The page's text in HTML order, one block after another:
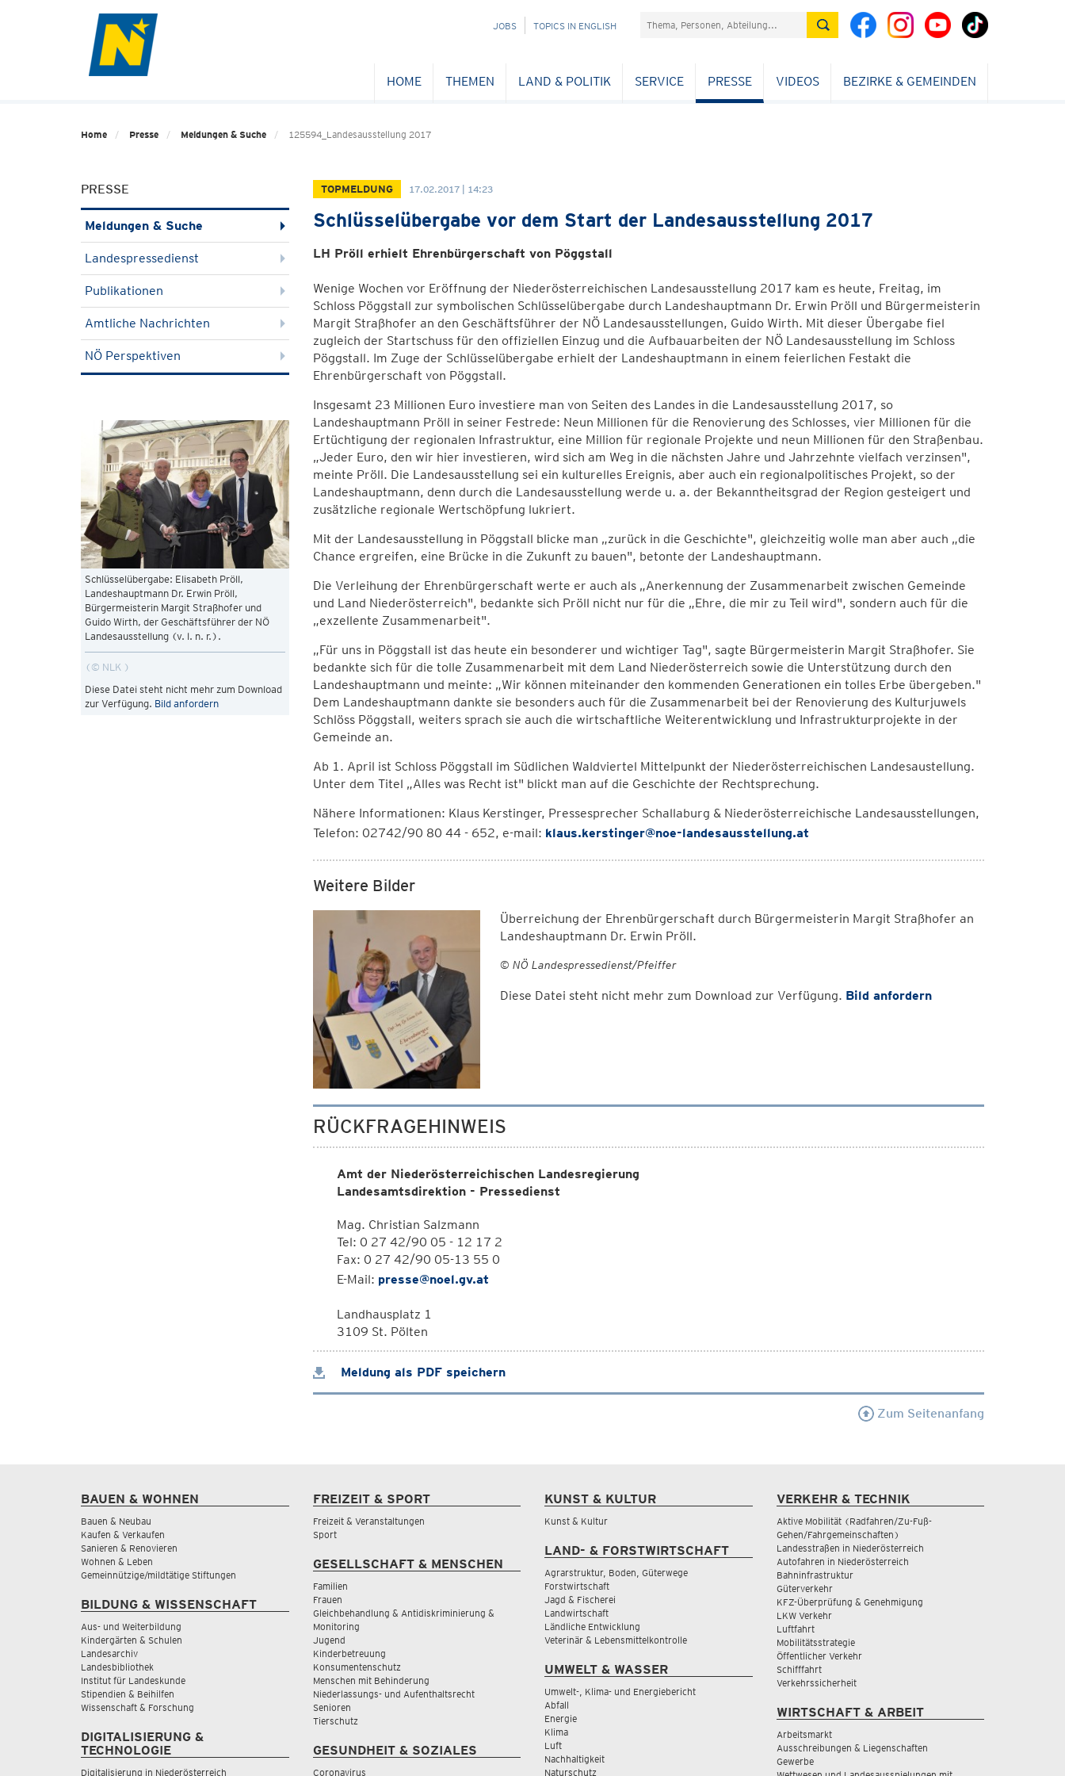
NAVIGATION
JOBS TOPICS IN ENGLISH Suchefeld
HOME THEMEN LAND & POLITIK SERVICE PRESSE VIDEOS BEZIRKE & GEMEINDEN
Home Presse Meldungen & Suche 125594_Landesausstellung 2017
PRESSE
Meldungen & Suche
Landespressedienst
Publikationen
Amtliche Nachrichten
NÖ Perspektiven
Schlüsselübergabe: Elisabeth Pröll,
Landeshauptmann Dr. Erwin Pröll,
Bürgermeisterin Margit Straßhofer und
Guido Wirth, der Geschäftsführer der NÖ
Landesausstellung (v. l. n. r.).
© NLK
Diese Datei steht nicht mehr zum Download
zur Verfügung. Bild anfordern
TOPMELDUNG 17.02.2017 | 14:23
Schlüsselübergabe vor dem Start der Landesausstellung 2017
LH Pröll erhielt Ehrenbürgerschaft von Pöggstall
Wenige Wochen vor Eröffnung der Niederösterreichischen Landesausstellung 2017 kam es heute, Freitag, im
Schloss Pöggstall zur symbolischen Schlüsselübergabe durch Landeshauptmann Dr. Erwin Pröll und Bürgermeisterin
Margit Straßhofer an den Geschäftsführer der NÖ Landesausstellungen, Guido Wirth. Mit dieser Übergabe fiel
zugleich der Startschuss für den offiziellen Einzug und die Aufbauarbeiten der NÖ Landesausstellung im Schloss
Pöggstall. Im Zuge der Schlüsselübergabe erhielt der Landeshauptmann in einem feierlichen Festakt die
Ehrenbürgerschaft von Pöggstall.
Insgesamt 23 Millionen Euro investiere man von Seiten des Landes in die Landesausstellung 2017, so
Landeshauptmann Pröll in seiner Festrede: Neun Millionen für die Renovierung des Schlosses, vier Millionen für die
Ertüchtigung der regionalen Infrastruktur, eine Million für regionale Projekte und neun Millionen für den Straßenbau.
„Jeder Euro, den wir hier investieren, wird sich am Weg in die nächsten Jahre und Jahrzehnte vielfach verzinsen",
meinte Pröll. Die Landesausstellung sei ein kulturelles Ereignis, aber auch ein regionalpolitisches Projekt, so der
Landeshauptmann, denn durch die Landesausstellung werde u. a. der Bekanntheitsgrad der Region gesteigert und
zusätzliche regionale Wertschöpfung lukriert.
Mit der Landesausstellung in Pöggstall blicke man „zurück in die Geschichte", gleichzeitig wolle man aber auch „die
Chance ergreifen, eine Brücke in die Zukunft zu bauen", betonte der Landeshauptmann.
Die Verleihung der Ehrenbürgerschaft werte er auch als „Anerkennung der Zusammenarbeit zwischen Gemeinde
und Land Niederösterreich", bedankte sich Pröll nicht nur für die „Ehre, die mir zu Teil wird", sondern auch für die
„exzellente Zusammenarbeit".
„Für uns in Pöggstall ist das heute ein besonderer und wichtiger Tag", sagte Bürgermeisterin Margit Straßhofer. Sie
bedankte sich für die tolle Zusammenarbeit mit dem Land Niederösterreich sowie die Unterstützung durch den
Landeshauptmann und meinte: „Wir können miteinander den kommenden Generationen ein tolles Erbe übergeben."
Dem Landeshauptmann dankte sie besonders auch für die Zusammenarbeit bei der Renovierung des Kulturjuwels
Schlöss Pöggstall, weiters sprach sie auch die wirtschaftliche Weiterentwicklung und Infrastrukturprojekte in der
Gemeinde an.
Ab 1. April ist Schloss Pöggstall im Südlichen Waldviertel Mittelpunkt der Niederösterreichischen Landesaustellung.
Unter dem Titel „Alles was Recht ist" blickt man auf die Geschichte der Rechtsprechung.
Nähere Informationen: Klaus Kerstinger, Pressesprecher Schallaburg & Niederösterreichische Landesausstellungen,
Telefon: 02742/90 80 44 - 652, e-mail: klaus.kerstinger@noe-landesausstellung.at
Weitere Bilder
Überreichung der Ehrenbürgerschaft durch Bürgermeisterin Margit Straßhofer an
Landeshauptmann Dr. Erwin Pröll.
© NÖ Landespressedienst/Pfeiffer
Diese Datei steht nicht mehr zum Download zur Verfügung. Bild anfordern
RÜCKFRAGEHINWEIS
Amt der Niederösterreichischen Landesregierung
Landesamtsdirektion - Pressedienst
Mag. Christian Salzmann
Tel: 0 27 42/90 05 - 12 17 2
Fax: 0 27 42/90 05-13 55 0
E-Mail: presse@noel.gv.at
Landhausplatz 1
3109 St. Pölten
Meldung als PDF speichern
Zum Seitenanfang
BAUEN & WOHNEN
Bauen & Neubau
Kaufen & Verkaufen
Sanieren & Renovieren
Wohnen & Leben
Gemeinnützige/mildtätige Stiftungen
BILDUNG & WISSENSCHAFT
Aus- und Weiterbildung
Kindergärten & Schulen
Landesarchiv
Landesbibliothek
Institut für Landeskunde
Stipendien & Beihilfen
Wissenschaft & Forschung
DIGITALISIERUNG &
TECHNOLOGIE
Digitalisierung in Niederösterreich
FREIZEIT & SPORT
Freizeit & Veranstaltungen
Sport
GESELLSCHAFT & MENSCHEN
Familien
Frauen
Gleichbehandlung & Antidiskriminierung &
Monitoring
Jugend
Kinderbetreuung
Konsumentenschutz
Menschen mit Behinderung
Niederlassungs- und Aufenthaltsrecht
Senioren
Tierschutz
GESUNDHEIT & SOZIALES
Coronavirus
KUNST & KULTUR
Kunst & Kultur
LAND- & FORSTWIRTSCHAFT
Agrarstruktur, Boden, Güterwege
Forstwirtschaft
Jagd & Fischerei
Landwirtschaft
Ländliche Entwicklung
Veterinär & Lebensmittelkontrolle
UMWELT & WASSER
Umwelt-, Klima- und Energiebericht
Abfall
Energie
Klima
Luft
Nachhaltigkeit
Naturschutz
VERKEHR & TECHNIK
Aktive Mobilität (Radfahren/Zu-Fuß-
Gehen/Fahrgemeinschaften)
Landesstraßen in Niederösterreich
Autofahren in Niederösterreich
Bahninfrastruktur
Güterverkehr
KFZ-Überprüfung & Genehmigung
LKW Verkehr
Luftfahrt
Mobilitätsstrategie
Öffentlicher Verkehr
Schifffahrt
Verkehrssicherheit
WIRTSCHAFT & ARBEIT
Arbeitsmarkt
Ausschreibungen & Liegenschaften
Gewerbe